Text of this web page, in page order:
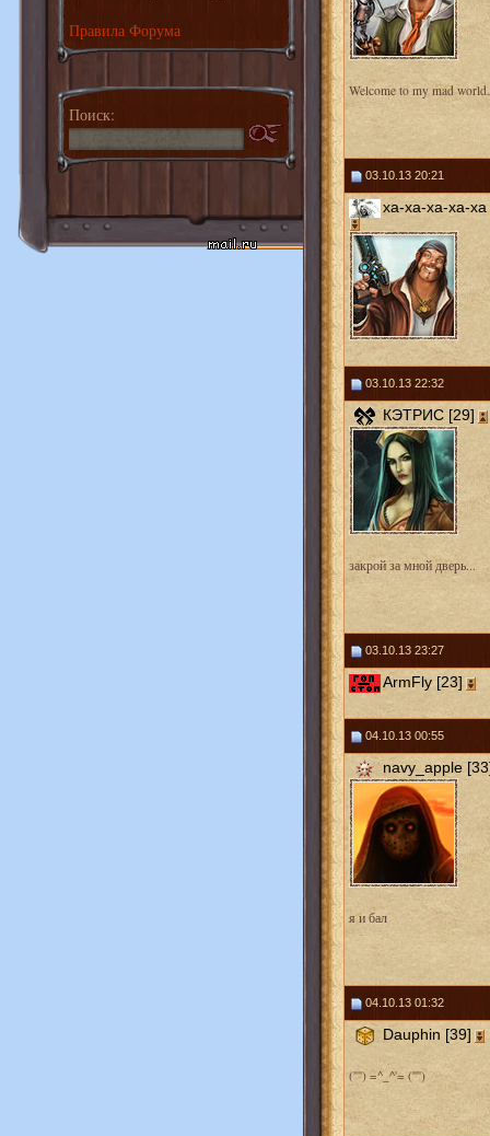
Правила Форума
Поиск:
Welcome to my mad
03.10.13 20:21
ха-ха-ха-ха-
03.10.13 22:32
КЭТРИС [29]
закрой за мной дверь...
03.10.13 23:27
ArmFly [23]
04.10.13 00:55
navy_apple
я и бал
04.10.13 01:32
Dauphin [39]
('''') =^_^'= ('''')